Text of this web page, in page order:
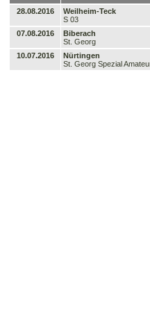
28.08.2016
Weilheim-Teck
S 03
07.08.2016
Biberach
St. Georg
10.07.2016
Nürtingen
St. Georg Spezial